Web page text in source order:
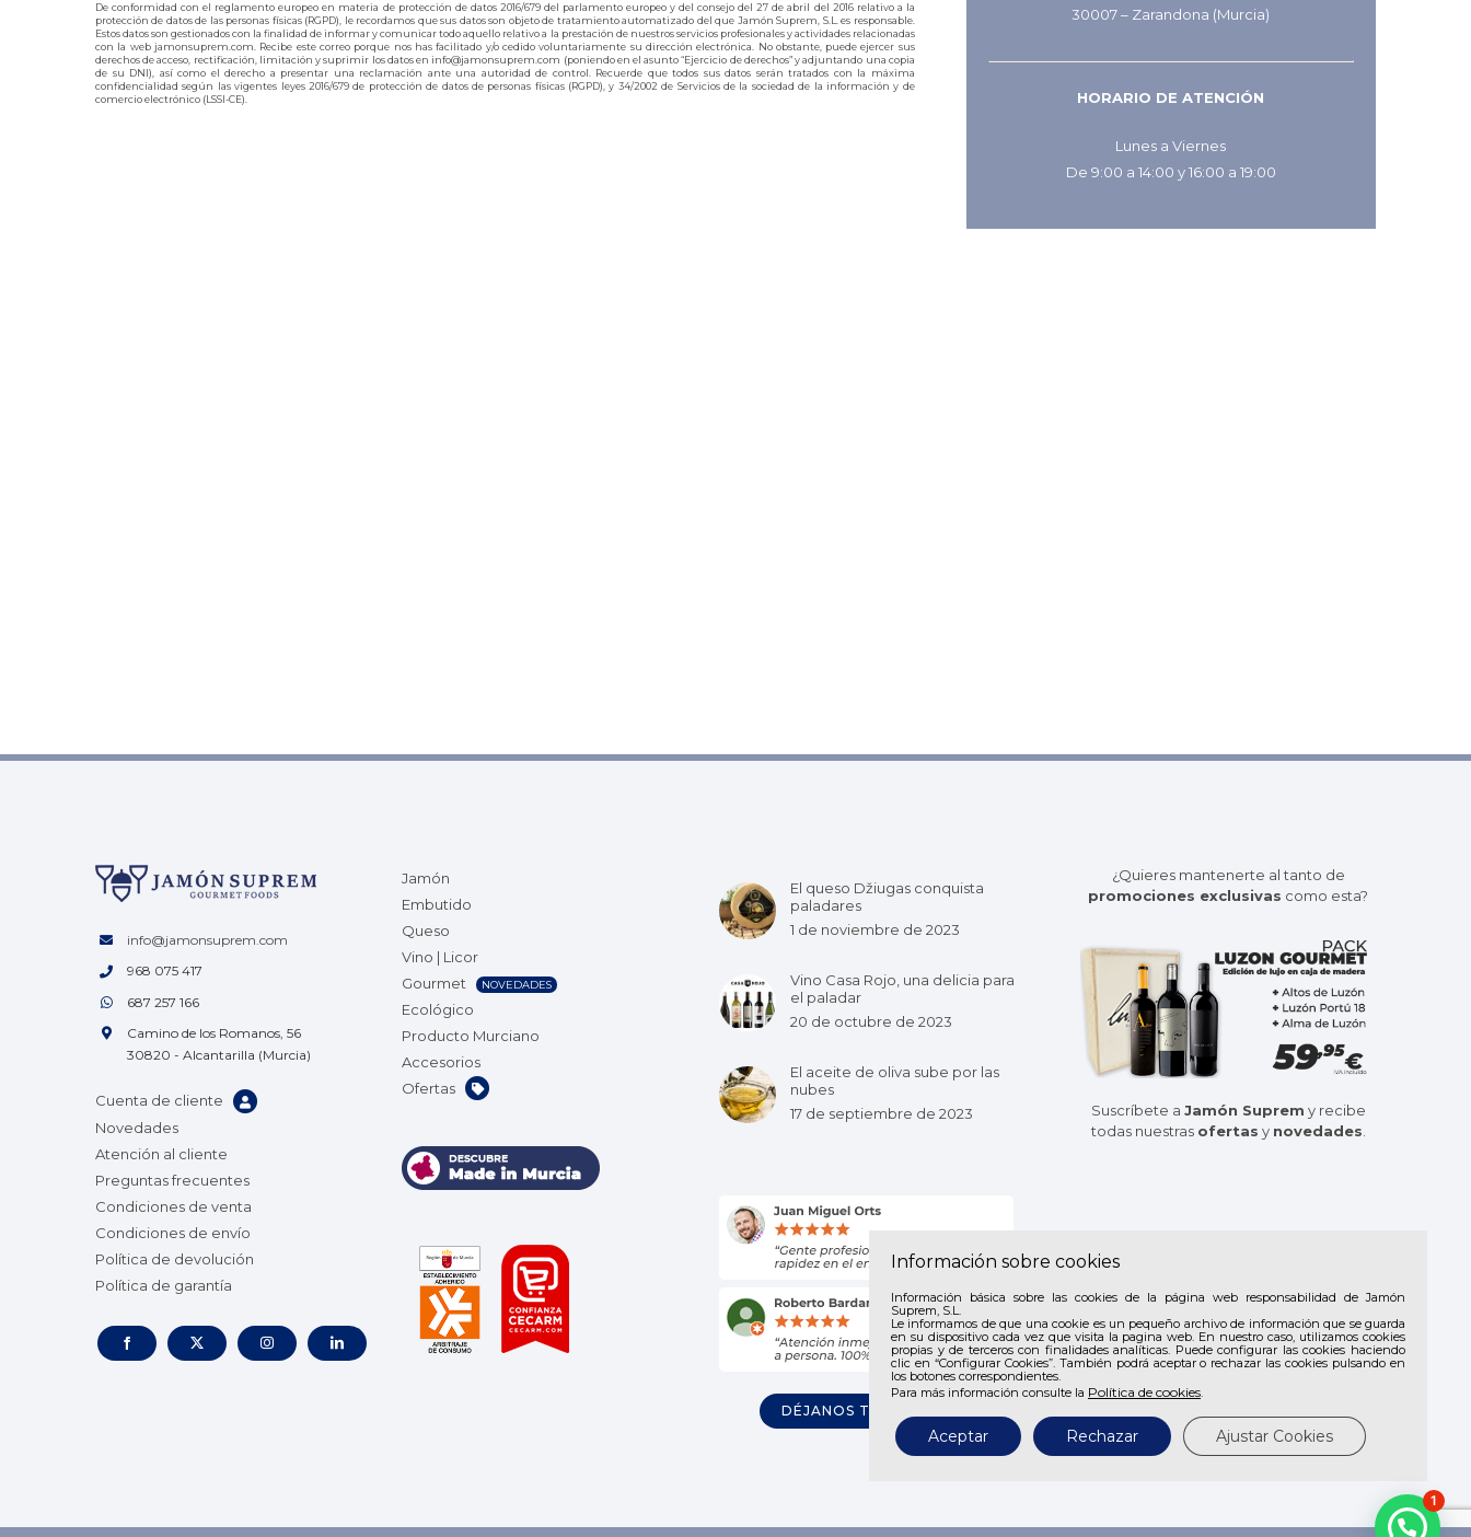
De conformidad con el reglamento europeo en materia de protección de datos 2016/679 del parlamento europeo y del consejo del 27 de abril del 2016 relativo a la
protección de datos de las personas físicas (RGPD), le recordamos que sus datos son objeto de tratamiento automatizado del que Jamón Suprem, S.L. es responsable.
Estos datos son gestionados con la finalidad de informar y comunicar todo aquello relativo a la prestación de nuestros servicios profesionales y actividades relacionadas
con la web jamonsuprem.com. Recibe este correo porque nos has facilitado y/o cedido voluntariamente su dirección electrónica. No obstante, puede ejercer sus
derechos de acceso, rectificación, limitación y suprimir los datos en info@jamonsuprem.com (poniendo en el asunto “Ejercicio de derechos” y adjuntando una copia
de su DNI), así como el derecho a presentar una reclamación ante una autoridad de control. Recuerde que todos sus datos serán tratados con la máxima
confidencialidad según las vigentes leyes 2016/679 de protección de datos de personas físicas (RGPD), y 34/2002 de Servicios de la sociedad de la información y de
comercio electrónico (LSSI-CE).
30007 – Zarandona (Murcia)
HORARIO DE ATENCIÓN
Lunes a Viernes
De 9:00 a 14:00 y 16:00 a 19:00
info@jamonsuprem.com
968 075 417
687 257 166
Camino de los Romanos, 56
30820 - Alcantarilla (Murcia)
Cuenta de cliente
Novedades
Atención al cliente
Preguntas frecuentes
Condiciones de venta
Condiciones de envío
Política de devolución
Política de garantía
Jamón
Embutido
Queso
Vino | Licor
Gourmet
NOVEDADES
Ecológico
Producto Murciano
Accesorios
Ofertas
El queso Džiugas conquista
paladares
1 de noviembre de 2023
Vino Casa Rojo, una delicia para
el paladar
20 de octubre de 2023
El aceite de oliva sube por las
nubes
17 de septiembre de 2023
DÉJANOS TU OPINIÓN
¿Quieres mantenerte al tanto de
promociones exclusivas como esta?
Suscríbete a Jamón Suprem y recibe
todas nuestras ofertas y novedades.
Información sobre cookies
Información básica sobre las cookies de la página web responsabilidad de Jamón
Suprem, S.L.
Le informamos de que una cookie es un pequeño archivo de información que se guarda
en su dispositivo cada vez que visita la pagina web. En nuestro caso, utilizamos cookies
propias y de terceros con finalidades analíticas. Puede configurar las cookies haciendo
clic en “Configurar Cookies”. También podrá aceptar o rechazar las cookies pulsando en
los botones correspondientes.
Para más información consulte la Política de cookies.
Aceptar Rechazar Ajustar Cookies
1